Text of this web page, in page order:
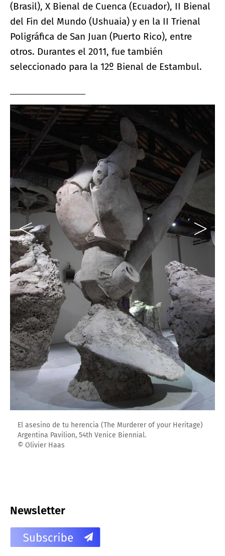
(Brasil), X Bienal de Cuenca (Ecuador), II Bienal
del Fin del Mundo (Ushuaia) y en la II Trienal
Poligráfica de San Juan (Puerto Rico), entre
otros. Durantes el 2011, fue también
seleccionado para la 12º Bienal de Estambul.
El asesino de tu herencia (The Murderer of your Heritage)
Argentina Pavilion, 54th Venice Biennial.
© Olivier Haas
Newsletter